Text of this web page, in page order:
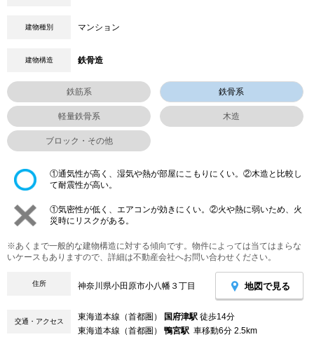
建物種別 マンション
建物構造 鉄骨造
鉄筋系 鉄骨系
軽量鉄骨系 木造
ブロック・その他
①通気性が高く、湿気や熱が部屋にこもりにくい。②木造と比較し
て耐震性が高い。
①気密性が低く、エアコンが効きにくい。②火や熱に弱いため、火
災時にリスクがある。
※あくまで一般的な建物構造に対する傾向です。物件によっては当てはまらな
いケースもありますので、詳細は不動産会社へお問い合わせください。
住所 神奈川県小田原市小八幡３丁目 地図で見る
交通・アクセス 東海道本線（首都圏） 国府津駅 徒歩14分
東海道本線（首都圏）
鴨宮駅 車移動6分 2.5km